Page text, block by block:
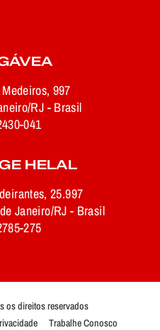
997
RJ - Brasil
041
HELAL
25.997
Janeiro/RJ - Brasil
275
os direitos reservados
Trabalhe Conosco